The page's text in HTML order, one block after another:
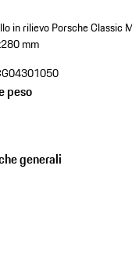
in rilievo Porsche Classic
mm
peso
generali